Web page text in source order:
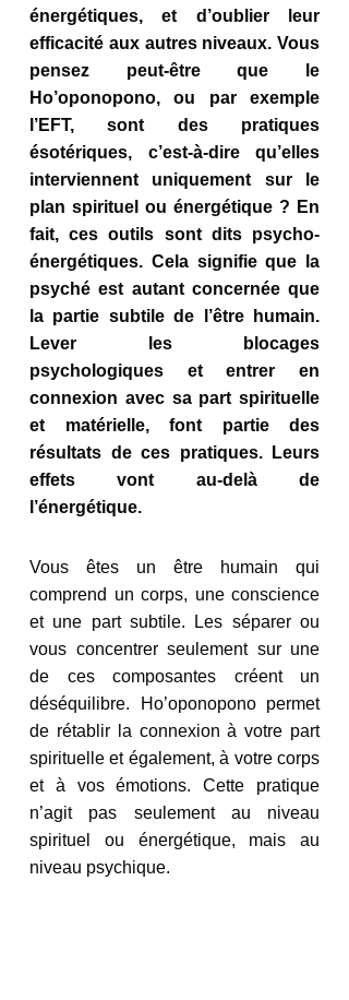
énergétiques, et d’oublier leur
efficacité aux autres niveaux. Vous
pensez peut-être que le
Ho’oponopono, ou par exemple
l’EFT, sont des pratiques
ésotériques, c’est-à-dire qu’elles
interviennent uniquement sur le
plan spirituel ou énergétique ? En
fait, ces outils sont dits psycho-
énergétiques. Cela signifie que la
psyché est autant concernée que
la partie subtile de l’être humain.
Lever les blocages
psychologiques et entrer en
connexion avec sa part spirituelle
et matérielle, font partie des
résultats de ces pratiques. Leurs
effets vont au-delà de
l’énergétique.
Vous êtes un être humain qui
comprend un corps, une conscience
et une part subtile. Les séparer ou
vous concentrer seulement sur une
de ces composantes créent un
déséquilibre. Ho’oponopono permet
de rétablir la connexion à votre part
spirituelle et également, à votre corps
et à vos émotions. Cette pratique
n’agit pas seulement au niveau
spirituel ou énergétique, mais au
niveau psychique.